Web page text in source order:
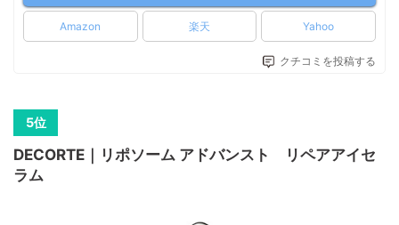
Amazon 楽天 Yahoo
クチコミを投稿する
DECORTE｜リポソーム アドバンスト リペアアイセ
ラム